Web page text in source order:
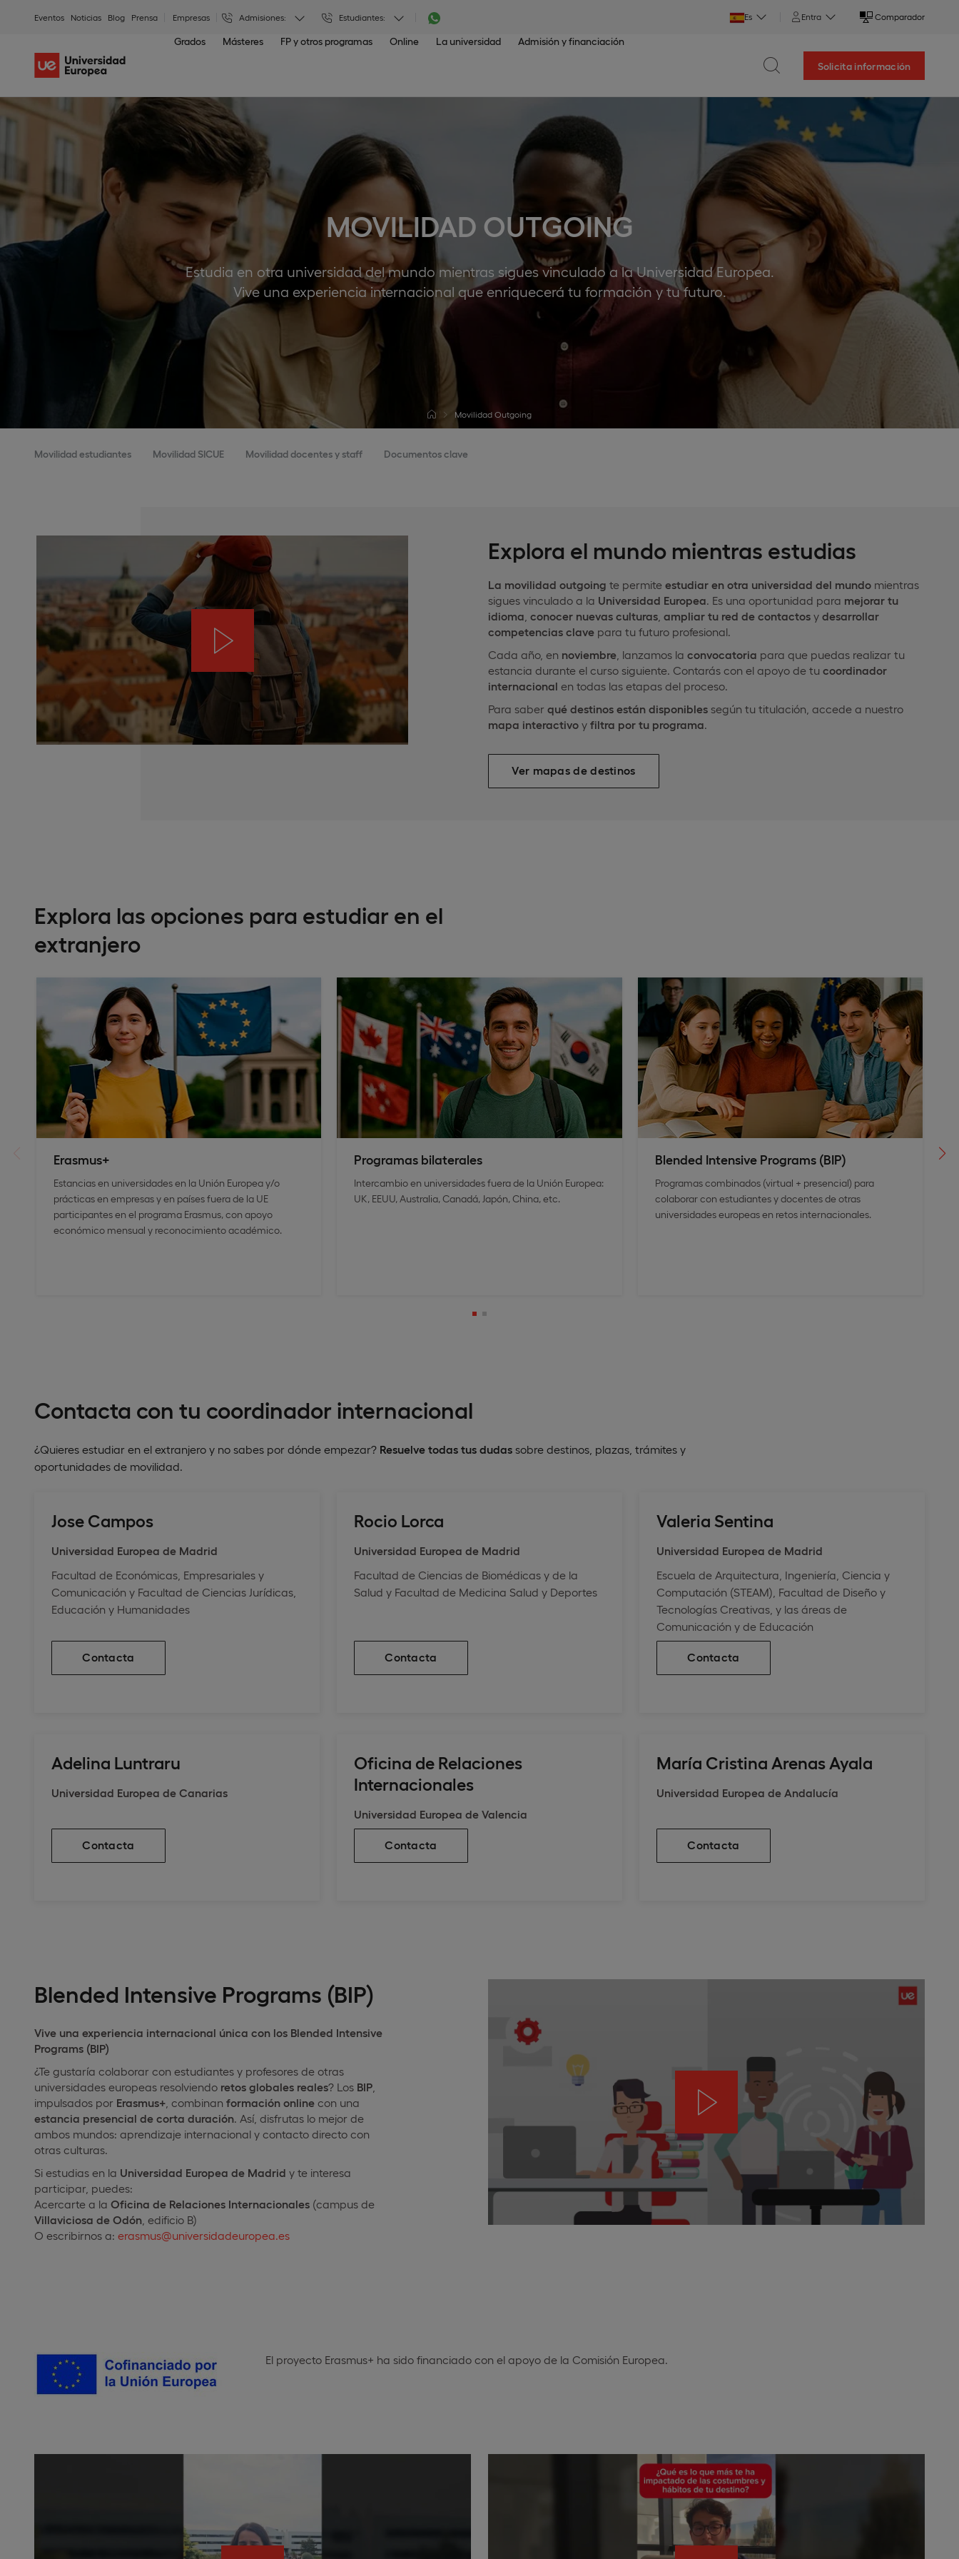
Eventos Noticias Blog Prensa Empresas Admisiones: Estudiantes: Es Entra Comparador
Grados Másteres FP y otros programas Online La universidad Admisión y financiación
Solicita información
MOVILIDAD OUTGOING
Estudia en otra universidad del mundo mientras sigues vinculado a la Universidad Europea.
Vive una experiencia internacional que enriquecerá tu formación y tu futuro.
Movilidad Outgoing
Movilidad estudiantes Movilidad SICUE Movilidad docentes y staff Documentos clave
Explora el mundo mientras estudias
La movilidad outgoing te permite estudiar en otra universidad del mundo mientras
sigues vinculado a la Universidad Europea. Es una oportunidad para mejorar tu
idioma conocer nuevas culturas ampliar tu red de contactos y desarrollar
competencias clave para tu futuro profesional.
Cada año, en noviembre , lanzamos la convocatoria para que puedas realizar tu
estancia durante el curso siguiente. Contarás con el apoyo de tu coordinador
internacional en todas las etapas del proceso.
Para saber qué destinos están disponibles según tu titulación, accede a nuestro
mapa interactivo y filtra por tu programa.
Ver mapas de destinos
Explora las opciones para estudiar en el
extranjero
Erasmus+
Estancias en universidades en la Unión Europea y/o
prácticas en empresas y en países fuera de la UE
participantes en el programa Erasmus, con apoyo
económico mensual y reconocimiento académico.
Programas bilaterales
Intercambio en universidades fuera de la Unión Europea:
UK, EEUU, Australia, Canadá, Japón, China, etc.
Blended Intensive Programs (BIP)
Programas combinados (virtual + presencial) para
colaborar con estudiantes y docentes de otras
universidades europeas en retos internacionales.
Contacta con tu coordinador internacional
¿Quieres estudiar en el extranjero y no sabes por dónde empezar? Resuelve todas tus dudas sobre destinos, plazas, trámites y
oportunidades de movilidad.
Jose Campos
Universidad Europea de Madrid
Facultad de Económicas, Empresariales y
Comunicación y Facultad de Ciencias Jurídicas,
Educación y Humanidades
Contacta
Rocio Lorca
Universidad Europea de Madrid
Facultad de Ciencias de Biomédicas y de la
Salud y Facultad de Medicina Salud y Deportes
Contacta
Valeria Sentina
Universidad Europea de Madrid
Escuela de Arquitectura, Ingeniería, Ciencia y
Computación (STEAM), Facultad de Diseño y
Tecnologías Creativas, y las áreas de
Comunicación y de Educación
Contacta
Adelina Luntraru
Universidad Europea de Canarias
Contacta
Oficina de Relaciones
Internacionales
Universidad Europea de Valencia
Contacta
María Cristina Arenas Ayala
Universidad Europea de Andalucía
Contacta
Blended Intensive Programs (BIP)
Vive una experiencia internacional única con los Blended Intensive
Programs (BIP)
¿Te gustaría colaborar con estudiantes y profesores de otras
universidades europeas resolviendo retos globales reales? Los BIP
impulsados por Erasmus+ , combinan formación online con una
estancia presencial de corta duración . Así, disfrutas lo mejor de
ambos mundos: aprendizaje internacional y contacto directo con
otras culturas.
Si estudias en la Universidad Europea de Madrid y te interesa
participar, puedes:
Acercarte a la Oficina de Relaciones Internacionales (campus de
Villaviciosa de Odón , edificio B)
O escribirnos a: erasmus@universidadeuropea.es
El proyecto Erasmus+ ha sido financiado con el apoyo de la Comisión Europea.